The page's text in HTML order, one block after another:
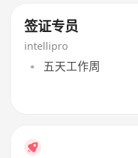
签证专员
intellipro
五天工作周